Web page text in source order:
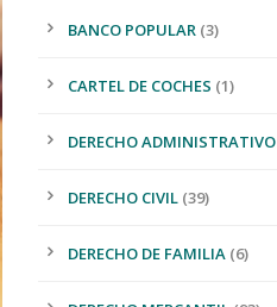
BANCO POPULAR (3)
CARTEL DE COCHES (1)
DERECHO ADMINISTRATIVO
DERECHO CIVIL (39)
DERECHO DE FAMILIA (6)